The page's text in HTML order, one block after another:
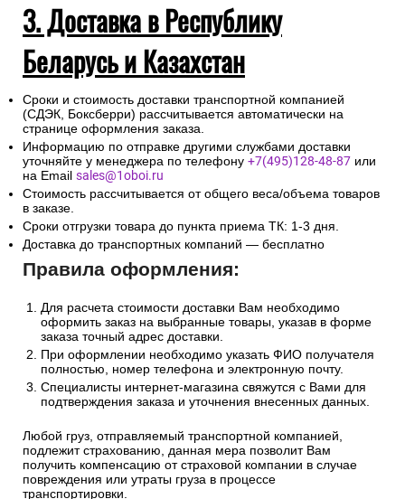
3. Доставка в Республику
Беларусь и Казахстан
Сроки и стоимость доставки транспортной компанией
(СДЭК, Боксберри) рассчитывается автоматически на
странице оформления заказа.
Информацию по отправке другими службами доставки
уточняйте у менеджера по телефону +7(495)128-48-87 или
на Email sales@1oboi.ru
Стоимость рассчитывается от общего веса/объема товаров
в заказе.
Сроки отгрузки товара до пункта приема ТК: 1-3 дня.
Доставка до транспортных компаний — бесплатно
Правила оформления:
Для расчета стоимости доставки Вам необходимо
оформить заказ на выбранные товары, указав в форме
заказа точный адрес доставки.
При оформлении необходимо указать ФИО получателя
полностью, номер телефона и электронную почту.
Специалисты интернет-магазина свяжутся с Вами для
подтверждения заказа и уточнения внесенных данных.
Любой груз, отправляемый транспортной компанией,
подлежит страхованию, данная мера позволит Вам
получить компенсацию от страховой компании в случае
повреждения или утраты груза в процессе
транспортировки.